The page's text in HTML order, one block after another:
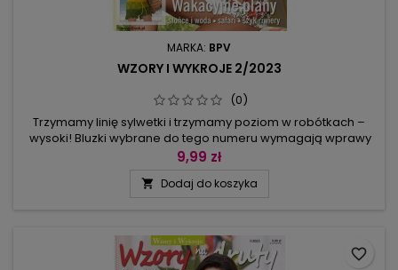
MARKA: BPV
WZORY I WYKROJE 2/2023
(0)
Trzymamy linię sylwetki i trzymamy poziom w robótkach –
wysoki! Bluzki wybrane do tego numeru wymagają wprawy
w dzierganiu, jak ta, którą widzicie na okładce. Zaczynamy
np. topu w stylu safari lub kimonowej bluzki z „podartym”
9,99 zł
 Dodaj do koszyka
favorite_border